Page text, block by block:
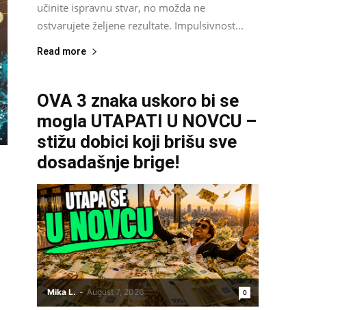
učinite ispravnu stvar, no možda ne
ostvarujete željene rezultate. Impulsivnost...
Read more
OVA 3 znaka uskoro bi se
mogla UTAPATI U NOVCU –
stižu dobici koji brišu sve
dosadašnje brige!
Mika L. - August 7, 2026 0